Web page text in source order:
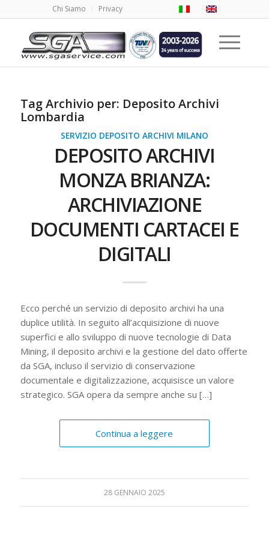
Chi Siamo Privacy
Tag Archivio per: Deposito Archivi
Lombardia
SERVIZIO DEPOSITO ARCHIVI MILANO
DEPOSITO ARCHIVI
MONZA BRIANZA:
ARCHIVIAZIONE
DOCUMENTI CARTACEI E
DIGITALI
Ecco perché un servizio di deposito archivi ha una
duplice utilità. In seguito all’acquisizione di nuove
superfici e allo sviluppo di nuove tecnologie di Data
Mining, il deposito archivi e la gestione del dato offerte
da SGA, incluso il servizio di conservazione
documentale e digitalizzazione, acquisisce un valore
strategico. SGA opera da sempre anche su […]
Continua a leggere
28 GENNAIO 2025